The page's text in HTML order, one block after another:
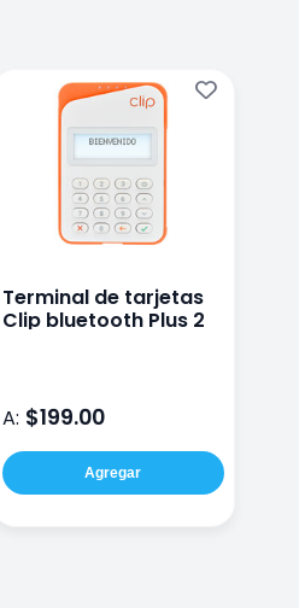
Terminal de tarjetas
Clip bluetooth Plus 2
A: $199.00
Agregar